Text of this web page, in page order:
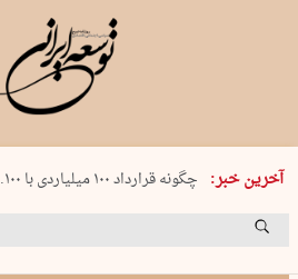
آخرین خبر:
شنبه 17 مرداد 1405 شماره 2244
چگونه قرارداد ۱۰۰ میلیاردی با ۱۰۰…
پنجره‌ای که باز نشد